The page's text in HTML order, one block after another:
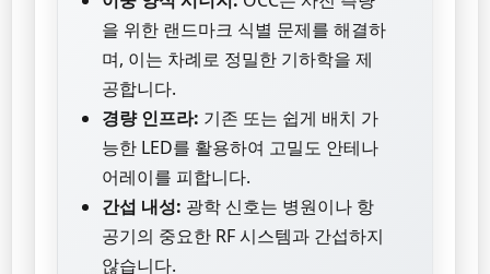
을 위한 랜드마크 식별 문제를 해결하
며, 이는 차례로 정밀한 기하학을 제
공합니다.
경량 인프라: 기존 또는 쉽게 배치 가
능한 LED를 활용하여 고밀도 안테나
어레이를 피합니다.
간섭 내성: 광학 신호는 병원이나 항
공기의 중요한 RF 시스템과 간섭하지
않습니다.